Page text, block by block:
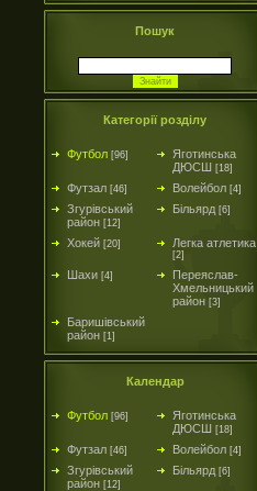
Пошук
Категорії розділу
Футбол [96]
Яготинська
ДЮСШ [18]
Футзал [46] Волейбол [4]
Згурівський
район [12]
Більярд [6]
Хокей [20] Легка атлетика
[2]
Шахи [4]
Переяслав-
Хмельницький
район [3]
Баришівський
район [1]
Календар
Футбол [96]
Яготинська
ДЮСШ [18]
Футзал [46] Волейбол [4]
Згурівський
район [12]
Більярд [6]